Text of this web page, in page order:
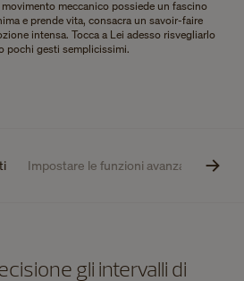
meccanico possiede un fascino
e prende vita, consacra un savoir-faire
intensa. Tocca a Lei adesso risvegliarlo
pochi gesti semplicissimi.
Impostare le funzioni avanzate
gli intervalli di